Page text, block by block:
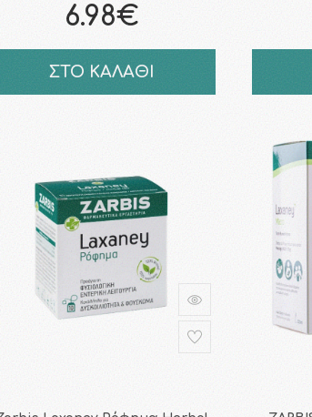
6.98€
ΣΤΟ ΚΑΛΑΘΙ